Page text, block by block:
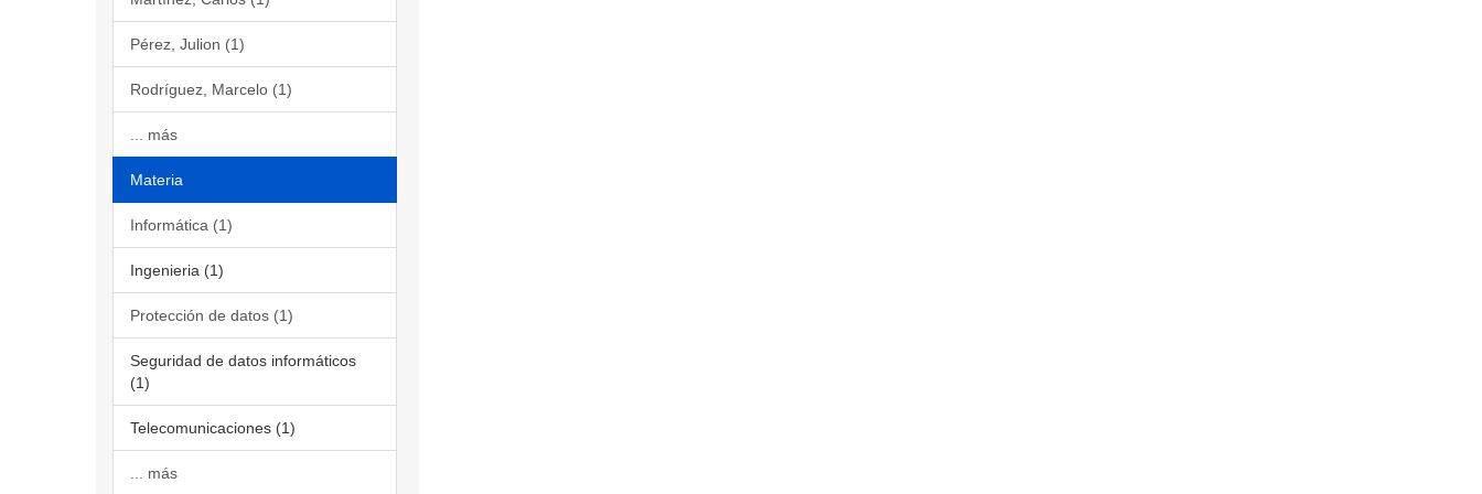
Pérez, Julion (1)
Rodríguez, Marcelo (1)
... más
Materia
Informática (1)
Ingenieria (1)
Protección de datos (1)
Seguridad de datos informáticos
(1)
Telecomunicaciones (1)
... más